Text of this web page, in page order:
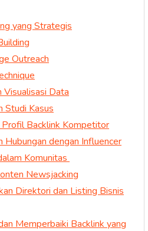
yang Strategis
Outreach
Visualisasi Data
Studi Kasus
Backlink Kompetitor
Hubungan dengan Influencer
Komunitas
Newsjacking
Direktori dan Listing Bisnis
Memperbaiki Backlink yang